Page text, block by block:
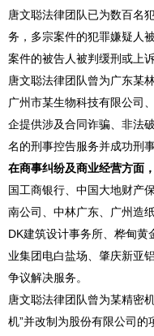
唐文聪法律团队已为数百名
务，多宗案件的犯罪嫌疑人
案件的被告人被判缓刑或上
唐文聪法律团队曾为广东某
广州市某生物科技有限公司
企提供涉及合同诈骗、非法
名的刑事控告服务并成功刑事
在商事纠纷及商业经营方面，
国工商银行、中国大地财产
南公司、中林广东、广州造
DK建筑设计事务所、桦甸黄
业集团电白盐场、肇庆新亚
争议解决服务。
唐文聪法律团队曾为某精密
机”并改制为股份有限公司